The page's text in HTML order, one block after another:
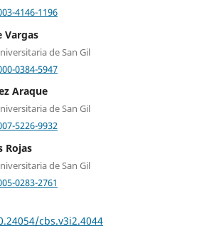
4146-1196
Vargas
de San Gil
0384-5947
Araque
de San Gil
5226-9932
Rojas
de San Gil
0283-2761
cbs.v3i2.4044